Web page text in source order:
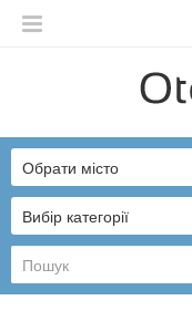
English
Русский
Українська
Вибір категорії
Обрати місто